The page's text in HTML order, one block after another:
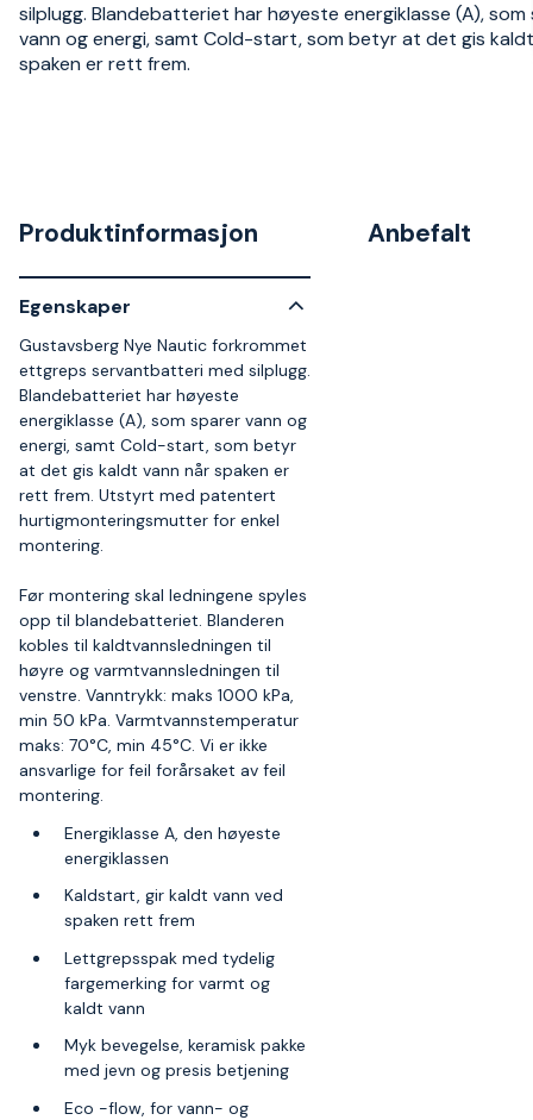
silplugg. Blandebatteriet har høyeste energiklasse (A), som
vann og energi, samt Cold-start, som betyr at det gis
spaken er rett frem.
Produktinformasjon
Egenskaper
Gustavsberg Nye Nautic forkrommet
ettgreps servantbatteri med silplugg.
Blandebatteriet har høyeste
energiklasse (A), som sparer vann og
energi, samt Cold-start, som betyr
at det gis kaldt vann når spaken er
rett frem. Utstyrt med patentert
hurtigmonteringsmutter for enkel
montering.
Før montering skal ledningene spyles
opp til blandebatteriet. Blanderen
kobles til kaldtvannsledningen til
høyre og varmtvannsledningen til
venstre. Vanntrykk: maks 1000 kPa,
min 50 kPa. Varmtvannstemperatur
maks: 70°C, min 45°C. Vi er ikke
ansvarlige for feil forårsaket av feil
montering.
Energiklasse A, den høyeste
energiklassen
Kaldstart, gir kaldt vann ved
spaken rett frem
Lettgrepsspak med tydelig
fargemerking for varmt og
kaldt vann
Myk bevegelse, keramisk pakke
med jevn og presis betjening
Eco -flow, for vann- og
Anbefalt